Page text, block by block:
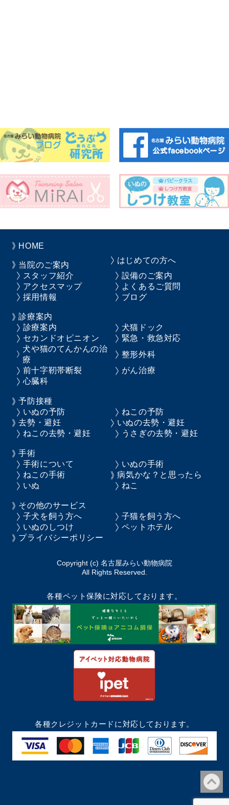
HOME
当院のご案内
はじめての方へ
スタッフ紹介
設備のご案内
アクセスマップ
よくあるご質問
採用情報
ブログ
診療案内
診療案内
犬猫ドック
セカンドオピニオン
緊急・救急対応
犬や猫のてんかんの治
療
整形外科
前十字靭帯断裂
がん治療
心臓科
予防接種
いぬの予防
ねこの予防
去勢・避妊
いぬの去勢・避妊
ねこの去勢・避妊
うさぎの去勢・避妊
手術
手術について
いぬの手術
ねこの手術
病気かな？と思ったら
いぬ
ねこ
その他のサービス
子犬を飼う方へ
子猫を飼う方へ
いぬのしつけ
ペットホテル
プライバシーポリシー
Copyright (c) 名古屋みらい動物病院
All Rights Reserved.
各種ペット保険に対応しております。
各種クレジットカードに対応しております。